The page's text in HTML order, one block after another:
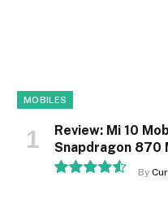
MOBILES
Review: Mi 10
Snapdragon
By